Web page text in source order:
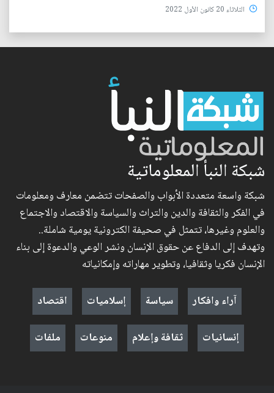
الثلاثاء 20 كانون الأول 2022
شبكة النبأ المعلوماتية
شبكة واسعة متعددة الأبواب والصفحات تتضمن معارف ومعلومات
في الفكر والثقافة والدين والتراث والسياسة والاقتصاد والاجتماع
والعلوم وغيرها، تتمثل في صحيفة الكترونية يومية شاملة..
وتهدف إلى الدفاع عن حقوق الإنسان ونشر الوعي والدعوة إلى بناء
الإنسان فكريا وثقافيا، وتطوير مهاراته وإمكانياته
آراء وافكار
سياسة إسلاميات
اقتصاد
إنسانيات
ثقافة وإعلام منوعات ملفات